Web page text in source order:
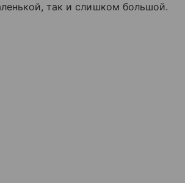
так и слишком большой.